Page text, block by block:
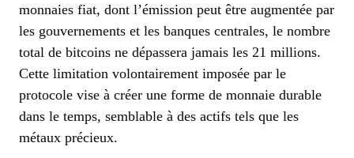
monnaies fiat, dont l’émission peut être augmentée par
les gouvernements et les banques centrales, le nombre
total de bitcoins ne dépassera jamais les 21 millions.
Cette limitation volontairement imposée par le
protocole vise à créer une forme de monnaie durable
dans le temps, semblable à des actifs tels que les
métaux précieux.